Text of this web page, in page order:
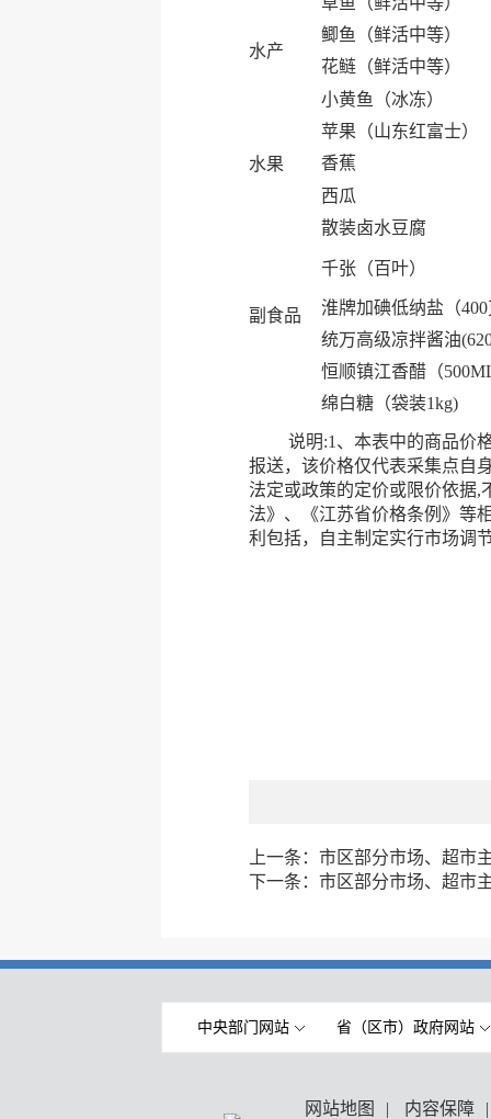
水产
鲫鱼（鲜活中等）
花鲢（鲜活中等）
小黄鱼（冰冻）
水果
苹果（山东红富士）
香蕉
西瓜
副食品
散装卤水豆腐
千张（百叶）
淮牌加碘低纳盐（
统万高级凉拌酱油
恒顺镇江香醋（
绵白糖（袋装1kg)
说明:1、本表中的商品价格
报送，该价格仅代表采集点自
法定或政策的定价或限价依据,
法》、《江苏省价格条例》等
利包括，自主制定实行市场调
上一条： 市区部分市场、超市
下一条： 市区部分市场、超市
中央部门网站 省（区市）政府网站
网站地图 | 内容保障 |